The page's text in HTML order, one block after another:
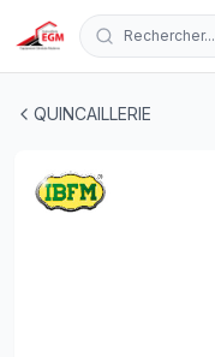
Rechercher...
QUINCAILLERIE